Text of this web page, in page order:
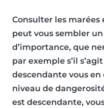
Consulter les marées
peut vous sembler
d’importance, que
par exemple s’il
descendante vous
niveau de
est descendante,